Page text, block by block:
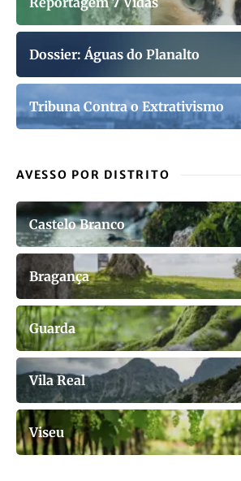
CASTRO DAIRE DISTRITO DE VISEU
RADIOGRAFIAS CONCELHIAS
VIEW COMMENTS (0)
DESTAQUES
Portal das Denúncias Ambientais
Reportagem 7 Vidas
Dossier: Águas do Planalto